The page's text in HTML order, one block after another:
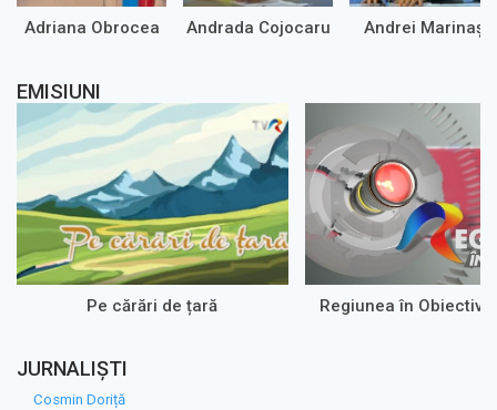
Adriana Obrocea Andrada Cojocaru Andrei Marinaș
EMISIUNI
Pe cărări de țară Regiunea în Obiectiv
JURNALIȘTI
Cosmin Doriță